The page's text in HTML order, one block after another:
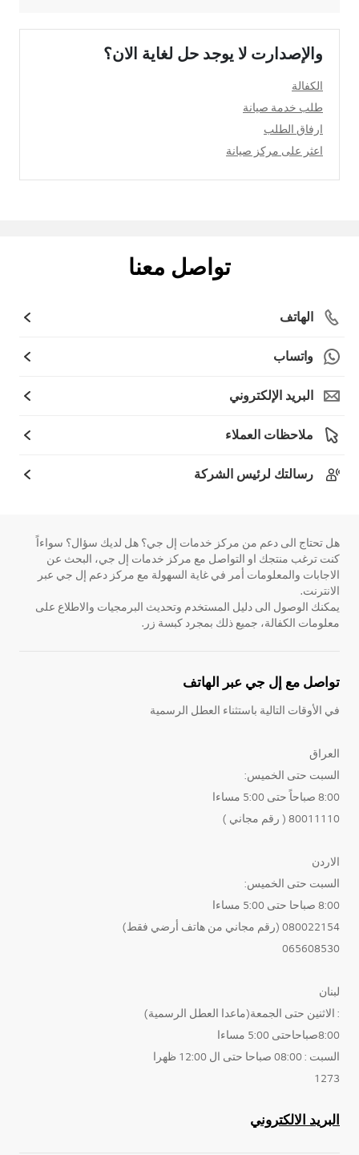
والإصدارت لا يوجد حل لغاية الان؟
الكفالة
طلب خدمة صيانة
ارفاق الطلب
اعثر على مركز صيانة
تواصل معنا
الهاتف
واتساب
البريد الإلكتروني
ملاحظات العملاء
رسالتك لرئيس الشركة
هل تحتاج الى دعم من مركز خدمات إل جي؟ هل لديك سؤال؟ سواءاً
كنت ترغب منتجك او التواصل مع مركز خدمات إل جي، البحث عن
الاجابات والمعلومات أمر في غاية السهولة مع مركز دعم إل جي عبر
الانترنت.
يمكنك الوصول الى دليل المستخدم وتحديث البرمجيات والاطلاع على
معلومات الكفالة، جميع ذلك بمجرد كبسة زر.
تواصل مع إل جي عبر الهاتف
في الأوقات التالية باستثناء العطل الرسمية
العراق
السبت حتى الخميس:
8:00 صباحاً حتى 5:00 مساءا
80011110 ( رقم مجاني )
الاردن
السبت حتى الخميس:
8:00 صباحا حتى 5:00 مساءا
080022154 (رقم مجاني من هاتف أرضي فقط)
065608530
لبنان
: الاثنين حتى الجمعة(ماعدا العطل الرسمية)
8:00صباحاحتى 5:00 مساءا
السبت : 08:00 صباحا حتى ال 12:00 ظهرا
1273
البريد الالكتروني